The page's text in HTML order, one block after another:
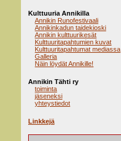
Kulttuuria Annikilla
Annikin Runofestivaali
Annikinkadun taidekioski
Annikin kulttuurikesät
Kulttuuritapahtumien kuvat
Kulttuuritapahtumat mediassa
Galleria
Näin löydät Annikille!
Annikin Tähti ry
toiminta
jäseneksi
yhteystiedot
Linkkejä